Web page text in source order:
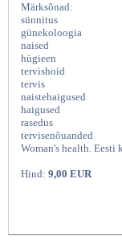
Märksõnad:
sünnitus
günekoloogia
naised
hügieen
tervishoid
tervis
naistehaigused
haigused
rasedus
tervisenõuanded
Woman's health. Eesti
Hind: 9,00 EUR